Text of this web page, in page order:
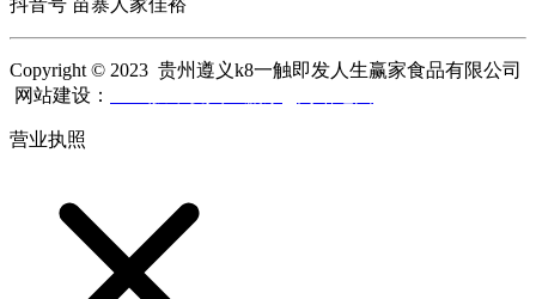
抖音号 苗寨人家佳裕
Copyright © 2023 贵州遵义k8一触即发人生赢家食品有限公司
网站建设：
营业执照